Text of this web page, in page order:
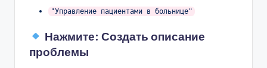
"Управление пациентами в больнице"
Нажмите: Создать описание
проблемы